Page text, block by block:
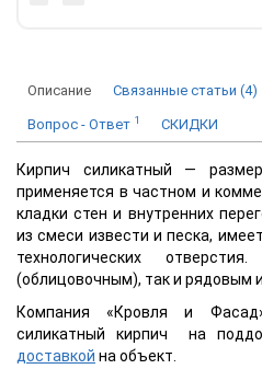
Описание Связанные статьи (4)
Вопрос - Ответ 1 СКИДКИ
Кирпич силикатный —
применяется в частном и
кладки стен и внутренних
из смеси извести и песка,
технологических
(облицовочным), так и рядовым
Компания «Кровля и
силикатный кирпич на
доставкой на объект.